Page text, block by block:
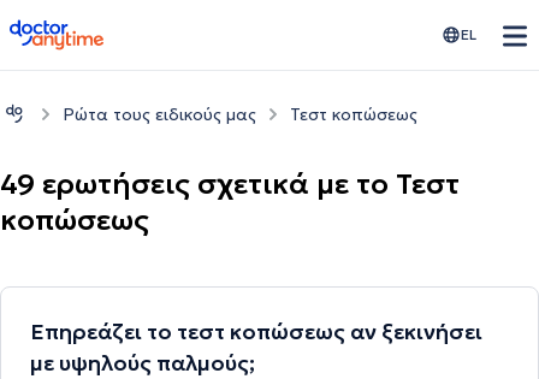
doctoranytime EL
Ρώτα τους ειδικούς μας Τεστ κοπώσεως
49 ερωτήσεις σχετικά με το Τεστ
κοπώσεως
Επηρεάζει το τεστ κοπώσεως αν ξεκινήσει
με υψηλούς παλμούς;